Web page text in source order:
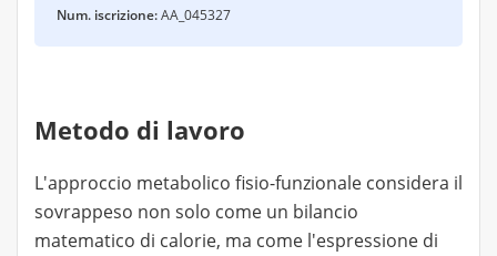
Num. iscrizione:AA_045327
Metodo di lavoro
L'approccio metabolico fisio-funzionale considera il
sovrappeso non solo come un bilancio
matematico di calorie, ma come l'espressione di